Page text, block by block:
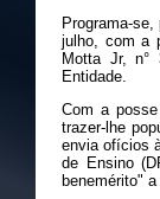
Programa-
julho, com a
Motta Jr, n°
Entidade.
Com a
trazer-lhe
envia ofícios
de Ensino
benemérito"